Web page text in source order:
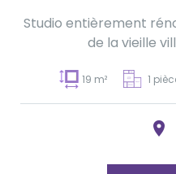
Studio entièrement
de la vieille
19 m² 1